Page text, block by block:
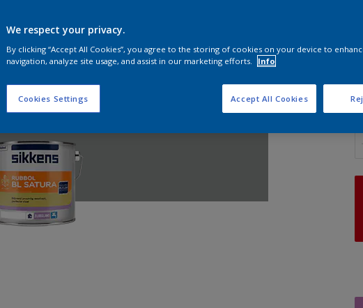
We respect your privacy.
By clicking “Accept All Cookies”, you agree to the storing of cookies on your device to
navigation, analyze site usage, and assist in our marketing efforts.
Info
Cookies Settings Accept All Cookies